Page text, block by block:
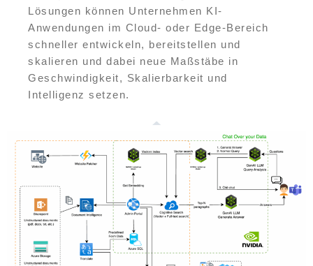
Lösungen können Unternehmen KI-
Anwendungen im Cloud- oder Edge-Bereich
schneller entwickeln, bereitstellen und
skalieren und dabei neue Maßstäbe in
Geschwindigkeit, Skalierbarkeit und
Intelligenz setzen.